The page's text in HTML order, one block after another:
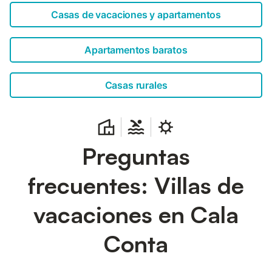
Casas de vacaciones y apartamentos
Apartamentos baratos
Casas rurales
Preguntas
frecuentes: Villas de
vacaciones en Cala
Conta